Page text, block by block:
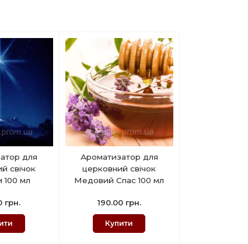
для
свічок
100 мл
грн.
Ароматизатор для
церковний свічок
Медовий Спас 100 мл
190.00 грн.
Купити